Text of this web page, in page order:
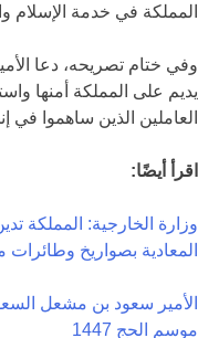
المملكة في خدمة الإسلام
وفي ختام تصريحه، دعا
يديم على المملكة أمنها
العاملين الذين ساهموا في
اقرأ أيضًا:
وزارة الخارجية: المملكة
المعادية بصواريخ
الأمير سعود بن مشعل
موسم الحج 1447